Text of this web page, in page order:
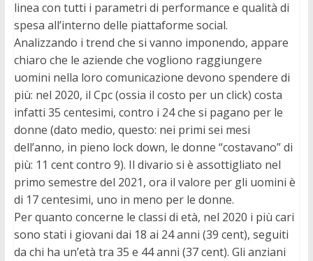
linea con tutti i parametri di performance e qualità di
spesa all’interno delle piattaforme social.
Analizzando i trend che si vanno imponendo, appare
chiaro che le aziende che vogliono raggiungere
uomini nella loro comunicazione devono spendere di
più: nel 2020, il Cpc (ossia il costo per un click) costa
infatti 35 centesimi, contro i 24 che si pagano per le
donne (dato medio, questo: nei primi sei mesi
dell’anno, in pieno lock down, le donne “costavano” di
più: 11 cent contro 9). Il divario si è assottigliato nel
primo semestre del 2021, ora il valore per gli uomini è
di 17 centesimi, uno in meno per le donne.
Per quanto concerne le classi di età, nel 2020 i più cari
sono stati i giovani dai 18 ai 24 anni (39 cent), seguiti
da chi ha un’età tra 35 e 44 anni (37 cent). Gli anziani